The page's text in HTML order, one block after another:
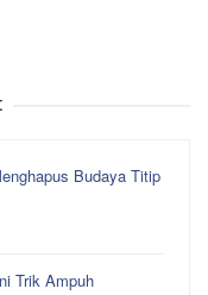
Budaya Titip
Trik Ampuh